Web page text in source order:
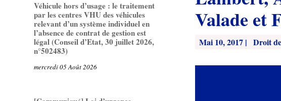
Véhicule hors d’usage : le traitement
par les centres VHU des véhicules
relevant d’un système individuel en
l’absence de contrat de gestion est
légal (Conseil d’Etat, 30 juillet 2026,
n°502483)
mercredi 05 Août 2026
Valade et
Mai 10, 2017 | Droit